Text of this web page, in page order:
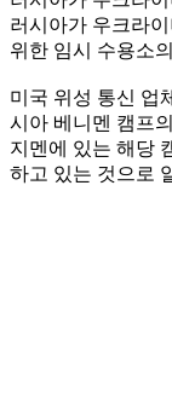
러시아가 우크라
위한 임시 수용소
미국 위성 통신 업
시아 베니멘 캠프
지멘에 있는 해당
하고 있는 것으로